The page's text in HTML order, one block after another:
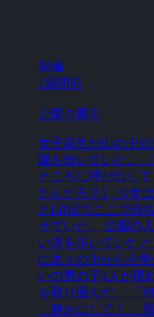
短編
1週間前
公園の罠①
女子高生が山の中の
園を歩いていた。
ところに呼び出して
たんだろ？） 少女
とLINEでここで待
せていた。 公園の
い道を歩いていた
に木々の中から小学
いの男の子4人が現
を取り囲んだ。 「何
「静かにして！」